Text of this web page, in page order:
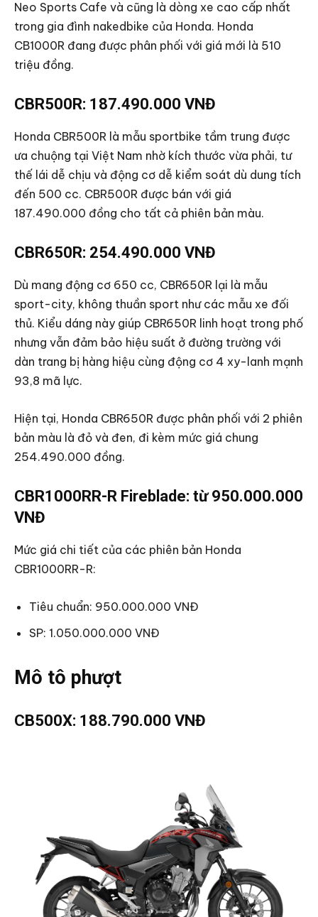
Neo Sports Cafe và cũng là dòng xe cao cấp nhất
trong gia đình nakedbike của Honda. Honda
CB1000R đang được phân phối với giá mới là 510
triệu đồng.
CBR500R: 187.490.000 VNĐ
Honda CBR500R là mẫu sportbike tầm trung được
ưa chuộng tại Việt Nam nhờ kích thước vừa phải, tư
thế lái dễ chịu và động cơ dễ kiểm soát dù dung tích
đến 500 cc. CBR500R được bán với giá
187.490.000 đồng cho tất cả phiên bản màu.
CBR650R: 254.490.000 VNĐ
Dù mang động cơ 650 cc, CBR650R lại là mẫu
sport-city, không thuần sport như các mẫu xe đối
thủ. Kiểu dáng này giúp CBR650R linh hoạt trong phố
nhưng vẫn đảm bảo hiệu suất ở đường trường với
dàn trang bị hàng hiệu cùng động cơ 4 xy-lanh mạnh
93,8 mã lực.
Hiện tại, Honda CBR650R được phân phối với 2 phiên
bản màu là đỏ và đen, đi kèm mức giá chung
254.490.000 đồng.
CBR1000RR-R Fireblade: từ 950.000.000
VNĐ
Mức giá chi tiết của các phiên bản Honda
CBR1000RR-R:
Tiêu chuẩn: 950.000.000 VNĐ
SP: 1.050.000.000 VNĐ
Mô tô phượt
CB500X: 188.790.000 VNĐ